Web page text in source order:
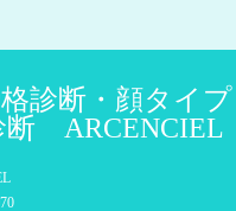
診断・顔タイプ
断 ARCENCIEL